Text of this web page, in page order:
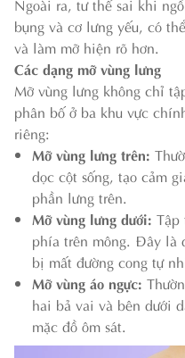
bụng và cơ lưng yếu, có
và làm mỡ hiện rõ hơn.
Các dạng mỡ vùng lưng
Mỡ vùng lưng không chỉ
phân bố ở ba khu vực
riêng:
Mỡ vùng lưng trên:
dọc cột sống, tạo cảm
phần lưng trên.
Mỡ vùng lưng dưới: Tập
phía trên mông. Đây là
bị mất đường cong tự
Mỡ vùng áo ngực:
hai bả vai và bên dưới
mặc đồ ôm sát.